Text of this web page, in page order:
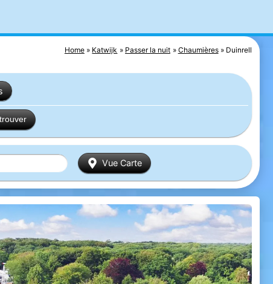
Home Katwijk Passer la nuit Chaumières Duinrell
Vue Carte